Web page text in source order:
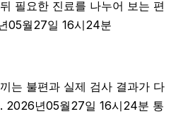
필요한 진료를 나누어 보는 편
05월27일 16시24분
는 불편과 실제 검사 결과가 다
2026년05월27일 16시24분 통